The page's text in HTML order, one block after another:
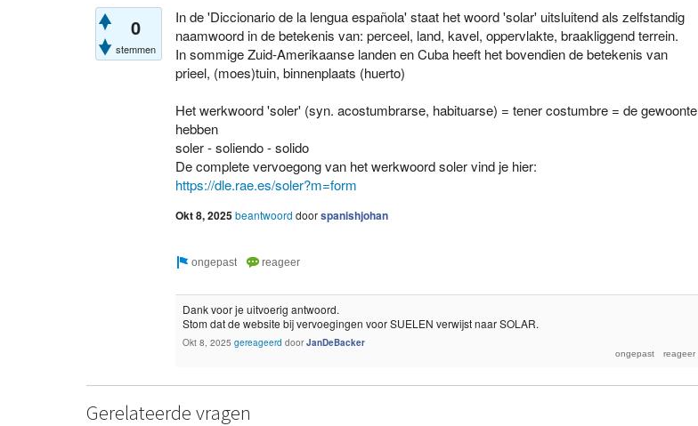
0
stemmen
In de 'Diccionario de la lengua española' staat het woord 'solar' uitsluitend als zelfstandig
naamwoord in de betekenis van: perceel, land, kavel, oppervlakte, braakliggend terrein.
In sommige Zuid-Amerikaanse landen en Cuba heeft het bovendien de betekenis van
prieel, (moes)tuin, binnenplaats (huerto)
Het werkwoord 'soler' (syn. acostumbrarse, habituarse) = tener costumbre = de gewoonte
hebben
soler - soliendo - solido
De complete vervoegong van het werkwoord soler vind je hier:
https://dle.rae.es/soler?m=form
Okt 8, 2025beantwoord doorspanishjohan
Dank voor je uitvoerig antwoord.
Stom dat de website bij vervoegingen voor SUELEN verwijst naar SOLAR.
Okt 8, 2025 gereageerd doorJanDeBacker
Gerelateerde vragen